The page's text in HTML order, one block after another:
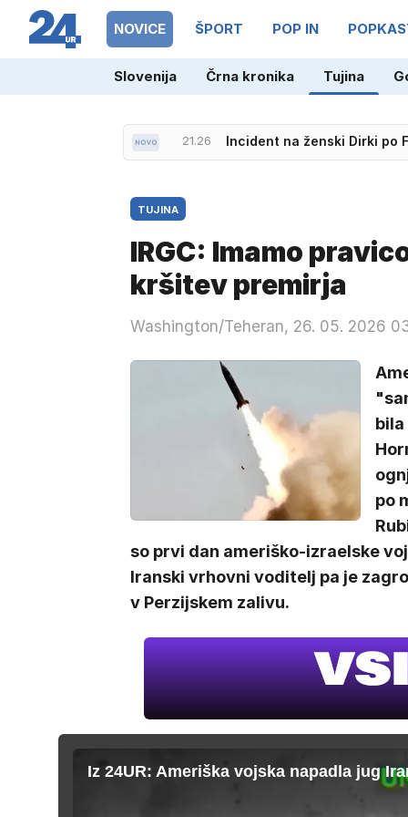
NOVICE ŠPORT POP IN
Slovenija Črna kronika Tujina
21.26 Incident na ženski Dirki po
TUJINA
IRGC: Imamo
kršitev premirja
Washington/Teheran, 26. 05. 2026
po
so prvi dan ameriško-izraelske
Iranski vrhovni voditelj pa je
v Perzijskem zalivu.
Iz 24UR: Ameriška vojska napadla jug